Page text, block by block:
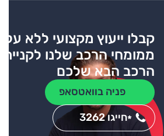
קבלו ייעוץ מקצועי ללא עלות
ממומחי הרכב שלנו לקניית
הרכב הבא שלכם
פניה בוואטסאפ
חייגו 3262*